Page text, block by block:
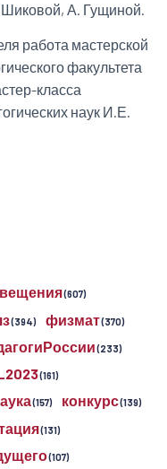
А. Гущиной.
работа мастерской
факультета
класса
наук И.Е.
(607)
(394) физмат(370)
(233)
(161)
(157) конкурс(139)
(131)
(107)